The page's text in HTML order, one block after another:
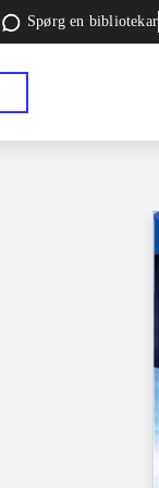
Spørg en bibliotekar